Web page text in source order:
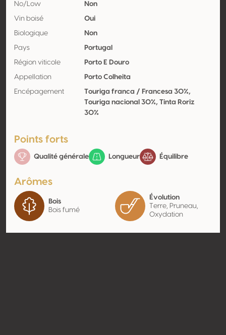
No/Low Non
Vin boisé Oui
Biologique Non
Pays Portugal
Région viticole Porto E Douro
Appellation Porto Colheita
Encépagement
Touriga franca / Francesa 30%,
Touriga nacional 30%, Tinta Roriz
30%
Points forts
Qualité générale Longueur Équilibre
Arômes
Bois
Bois fumé
Évolution
Terre, Pruneau,
Oxydation